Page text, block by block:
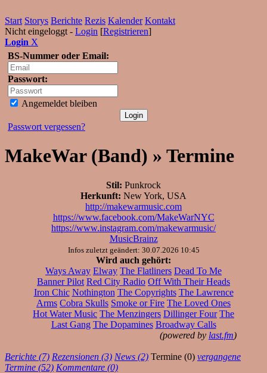
Start Storys Berichte Rezis Kalender Kontakt
Nicht eingeloggt - Login [Registrieren]
Login X
BS-Nummer oder Email:
Passwort:
Angemeldet bleiben
Passwort vergessen?
MakeWar (Band) » Termine
Stil: Punkrock
Herkunft: New York, USA
http://makewarmusic.com
https://www.facebook.com/MakeWarNYC
https://www.instagram.com/makewarmusic/
MusicBrainz
Infos zuletzt geändert: 30.07.2026 10:45
Wird auch gehört:
Ways Away Elway The Flatliners Dead To Me
Banner Pilot Red City Radio Off With Their Heads
Iron Chic Nothington The Copyrights The Lawrence
Arms Cobra Skulls Smoke or Fire The Loved Ones
Hot Water Music The Menzingers Dillinger Four The
Last Gang The Dopamines Broadway Calls
(powered by last.fm)
Berichte (7) Rezensionen (3) News (2) Termine (0) vergangene
Termine (52) Kommentare (0)